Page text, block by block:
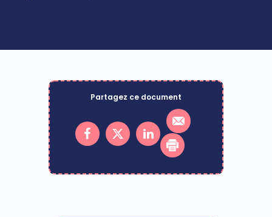
Partagez ce document